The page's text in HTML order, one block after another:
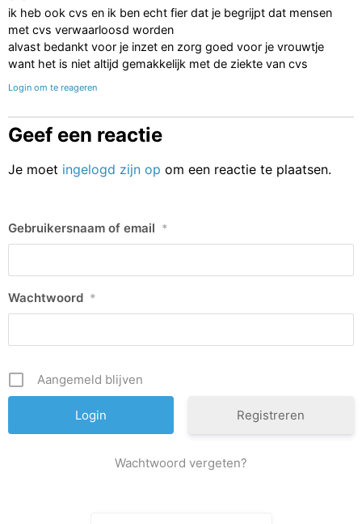
ik heb ook cvs en ik ben echt fier dat je begrijpt dat mensen
met cvs verwaarloosd worden
alvast bedankt voor je inzet en zorg goed voor je vrouwtje
want het is niet altijd gemakkelijk met de ziekte van cvs
Login om te reageren
Geef een reactie
Je moet ingelogd zijn op om een reactie te plaatsen.
Gebruikersnaam of email *
Wachtwoord *
Aangemeld blijven
Registreren
Wachtwoord vergeten?